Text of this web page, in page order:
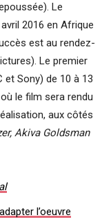
Le
2016 en Afrique
est au rendez-
Le premier
et Sony) de 10 à 13
le film sera rendu
aux côtés
Akiva Goldsman
l’oeuvre